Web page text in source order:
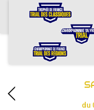
ACCUEIL
CALENDRIER
du